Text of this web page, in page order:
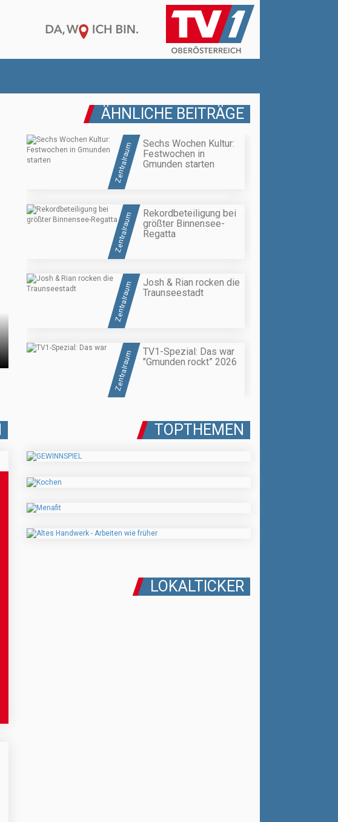
ÄHNLICHE BEITRÄGE
Zentralraum
Sechs Wochen Kultur:
Festwochen in
Gmunden starten
Zentralraum
Rekordbeteiligung bei
größter Binnensee-
Regatta
Zentralraum
Josh & Rian rocken die
Traunseestadt
Zentralraum
TV1-Spezial: Das war
"Gmunden rockt” 2026
TOPTHEMEN
LOKALTICKER